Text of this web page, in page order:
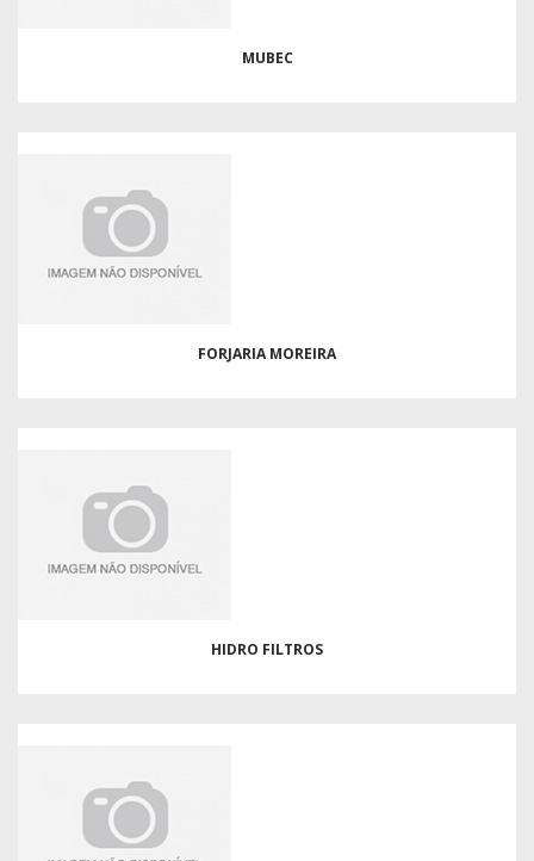
MUBEC
FORJARIA MOREIRA
HIDRO FILTROS